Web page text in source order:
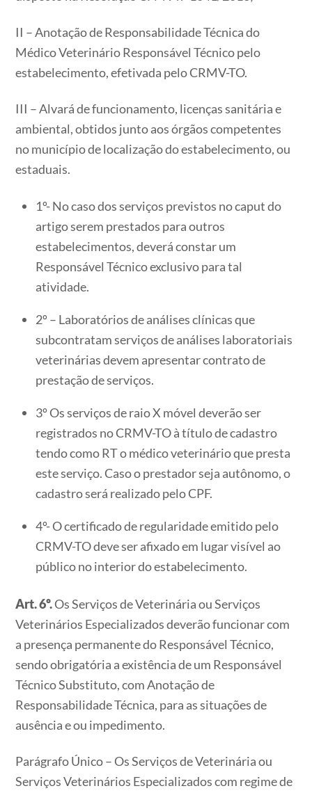
II – Anotação de Responsabilidade Técnica do
Médico Veterinário Responsável Técnico pelo
estabelecimento, efetivada pelo CRMV-TO.
III – Alvará de funcionamento, licenças sanitária e
ambiental, obtidos junto aos órgãos competentes
no município de localização do estabelecimento, ou
estaduais.
1º- No caso dos serviços previstos no caput do
artigo serem prestados para outros
estabelecimentos, deverá constar um
Responsável Técnico exclusivo para tal
atividade.
2º – Laboratórios de análises clínicas que
subcontratam serviços de análises laboratoriais
veterinárias devem apresentar contrato de
prestação de serviços.
3º Os serviços de raio X móvel deverão ser
registrados no CRMV-TO à título de cadastro
tendo como RT o médico veterinário que presta
este serviço. Caso o prestador seja autônomo, o
cadastro será realizado pelo CPF.
4º- O certificado de regularidade emitido pelo
CRMV-TO deve ser afixado em lugar visível ao
público no interior do estabelecimento.
Art. 6º.Os Serviços de Veterinária ou Serviços
Veterinários Especializados deverão funcionar com
a presença permanente do Responsável Técnico,
sendo obrigatória a existência de um Responsável
Técnico Substituto, com Anotação de
Responsabilidade Técnica, para as situações de
ausência e ou impedimento.
Parágrafo Único – Os Serviços de Veterinária ou
Serviços Veterinários Especializados com regime de